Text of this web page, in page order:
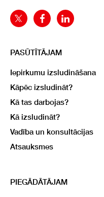
PASŪTĪTĀJAM
Iepirkumu izsludināšana
Kāpēc izsludināt?
Kā tas darbojas?
Kā izsludināt?
Vadība un konsultācijas
Atsauksmes
PIEGĀDĀTĀJAM